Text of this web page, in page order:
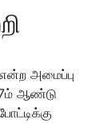
அமைப்பு
ஆண்டு